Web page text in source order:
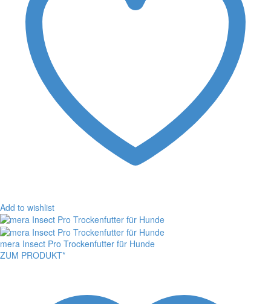
Add to wishlist
mera Insect Pro Trockenfutter für Hunde
ZUM PRODUKT*